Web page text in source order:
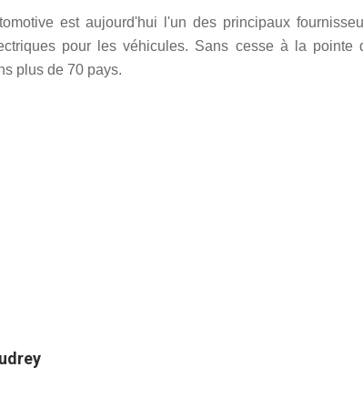
est aujourd'hui l'un des principaux
pour les véhicules. Sans cesse à la pointe
plus de 70 pays.